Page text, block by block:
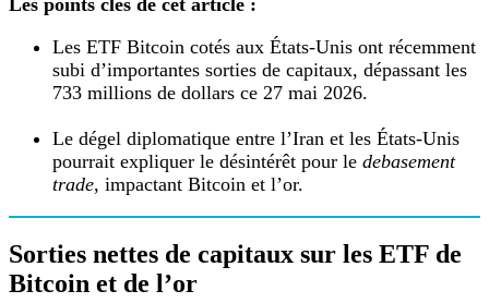
Les ETF Bitcoin cotés aux États-Unis ont récemment
subi d’importantes sorties de capitaux, dépassant les
733 millions de dollars ce 27 mai 2026.
Le dégel diplomatique entre l’Iran et les États-Unis
pourrait expliquer le désintérêt pour le debasement
trade, impactant Bitcoin et l’or.
Sorties nettes de capitaux sur les ETF de
Bitcoin et de l’or